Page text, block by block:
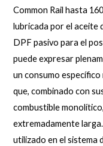
Common Rail hasta
lubricada por el aceite
DPF pasivo para el
puede expresar
un consumo
que, combinado con
combustible
extremadamente
utilizado en el sistema